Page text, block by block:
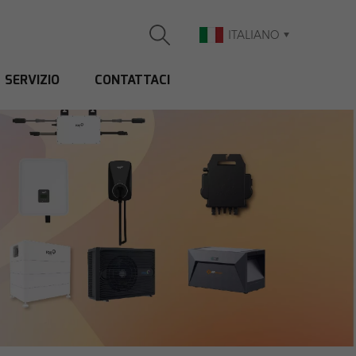
ITALIANO
SERVIZIO CONTATTACI